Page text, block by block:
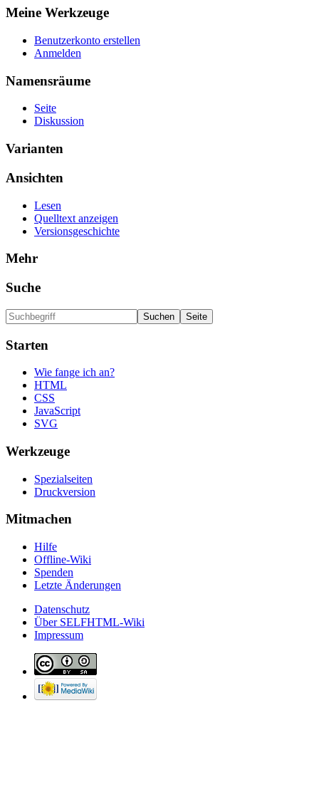
Meine Werkzeuge
Benutzerkonto erstellen
Anmelden
Namensräume
Seite
Diskussion
Varianten
Ansichten
Lesen
Quelltext anzeigen
Versionsgeschichte
Mehr
Suche
Starten
Wie fange ich an?
HTML
CSS
JavaScript
SVG
Werkzeuge
Spezialseiten
Druckversion
Mitmachen
Hilfe
Offline-Wiki
Spenden
Letzte Änderungen
Datenschutz
Über SELFHTML-Wiki
Impressum